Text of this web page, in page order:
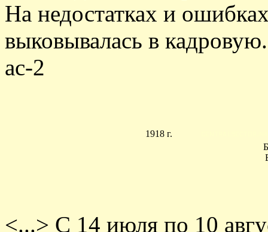
На недостатках и
выковывалась в кадровую.
ас-2
1918 г.
<...> С 14 июля по 10